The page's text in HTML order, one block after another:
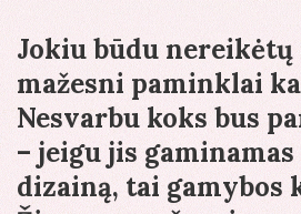
Jokiu būdu
mažesni paminklai
Nesvarbu koks bus
– jeigu jis
dizainą, tai gamybos